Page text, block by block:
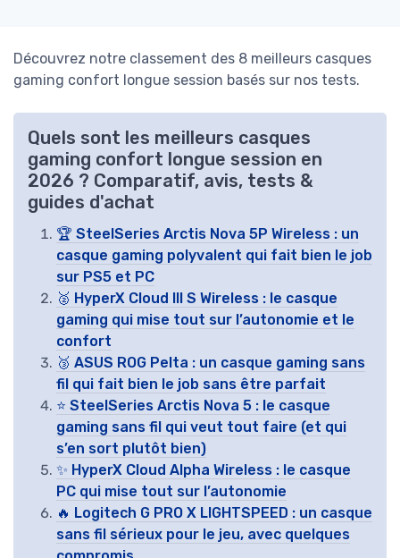
Découvrez notre classement des 8 meilleurs casques
gaming confort longue session basés sur nos tests.
Quels sont les meilleurs casques
gaming confort longue session en
2026 ? Comparatif, avis, tests &
guides d'achat
🏆 SteelSeries Arctis Nova 5P Wireless : un
casque gaming polyvalent qui fait bien le job
sur PS5 et PC
🥈 HyperX Cloud III S Wireless : le casque
gaming qui mise tout sur l’autonomie et le
confort
🥉 ASUS ROG Pelta : un casque gaming sans
fil qui fait bien le job sans être parfait
⭐ SteelSeries Arctis Nova 5 : le casque
gaming sans fil qui veut tout faire (et qui
s’en sort plutôt bien)
✨ HyperX Cloud Alpha Wireless : le casque
PC qui mise tout sur l’autonomie
🔥 Logitech G PRO X LIGHTSPEED : un casque
sans fil sérieux pour le jeu, avec quelques